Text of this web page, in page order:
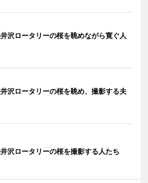
井沢ロータリーの桜を眺めながら寛ぐ人
井沢ロータリーの桜を眺め、撮影する夫
井沢ロータリーの桜を撮影する人たち